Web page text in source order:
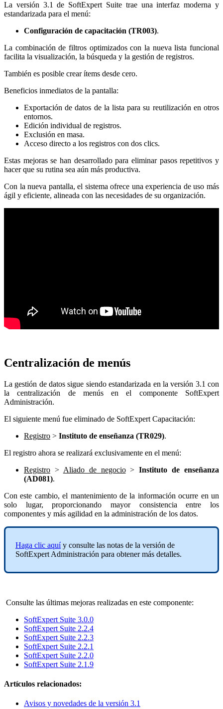
La versión 3.1 de SoftExpert Suite trae una interfaz moderna y
estandarizada para el menú:
Configuración de capacitación (TR003).
La combinación de filtros optimizados con la nueva lista funcional
facilita la visualización, la búsqueda y la gestión de registros.
También es posible crear ítems desde cero.
Beneficios inmediatos de la pantalla:
Exportación de datos de la lista para su reutilización en otros
entornos.
Edición individual de registros.
Exclusión en masa.
Acceso directo a los registros con dos clics.
Estas mejoras se han desarrollado para eliminar pasos repetitivos y
hacer que su rutina sea aún más productiva.
Con la nueva pantalla, el sistema ofrece una experiencia de uso más
ágil y eficiente, alineada con las necesidades de su organización.
Centralización de menús
La gestión de datos sigue siendo estandarizada en la versión 3.1 con
la centralización de menús en el componente SoftExpert
Administración.
El siguiente menú fue eliminado de SoftExpert Capacitación:
Registro > Instituto de enseñanza (TR029).
El registro ahora se realizará exclusivamente en el menú:
Registro > Aliado de negocio>Instituto de enseñanza
(AD081).
Con este cambio, el mantenimiento de la información ocurre en un
solo lugar, proporcionando mayor consistencia entre los
componentes y más agilidad en la administración de los datos.
Haga clic aquíy consulte las notas de la versión de
SoftExpert Administración para obtener más detalles.
Consulte las últimas mejoras realizadas en este componente:
SoftExpert Suite 3.0.0
SoftExpert Suite 2.2.4
SoftExpert Suite 2.2.3
SoftExpert Suite 2.2.1
SoftExpert Suite 2.2.0
SoftExpert Suite 2.1.9
Artículos relacionados:
Avisos y novedades de la versión 3.1